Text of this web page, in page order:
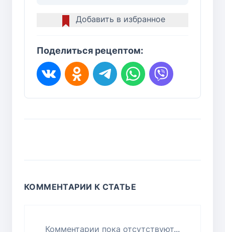
Добавить в избранное
Поделиться рецептом:
КОММЕНТАРИИ К СТАТЬЕ
Комментарии пока отсутствуют...